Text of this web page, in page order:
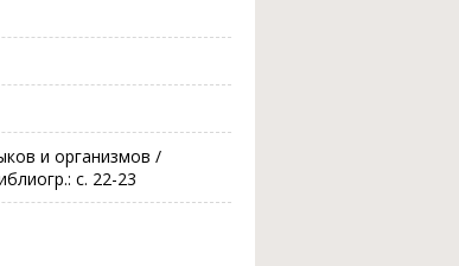
и организмов /
с. 22-23